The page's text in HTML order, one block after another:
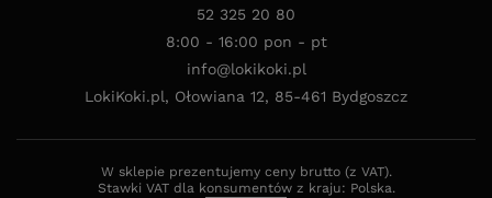
52 325 20 80
8:00 - 16:00 pon - pt
info@lokikoki.pl
LokiKoki.pl, Ołowiana 12, 85-461 Bydgoszcz
W sklepie prezentujemy ceny brutto (z VAT).
Stawki VAT dla konsumentów z kraju: Polska.